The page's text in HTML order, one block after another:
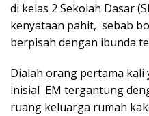
di kelas 2 Sekolah Dasar
kenyataan pahit, sebab
berpisah dengan ibunda
Dialah orang pertama kali
inisial EM tergantung
ruang keluarga rumah